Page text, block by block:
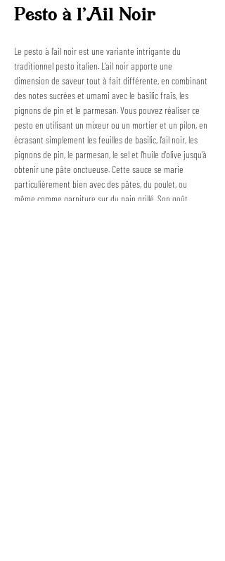
Pesto à l'Ail Noir
Le pesto à l'ail noir est une variante intrigante du
traditionnel pesto italien. L'ail noir apporte une
dimension de saveur tout à fait différente, en combinant
des notes sucrées et umami avec le basilic frais, les
pignons de pin et le parmesan. Vous pouvez réaliser ce
pesto en utilisant un mixeur ou un mortier et un pilon, en
écrasant simplement les feuilles de basilic, l'ail noir, les
pignons de pin, le parmesan, le sel et l'huile d'olive jusqu'à
obtenir une pâte onctueuse. Cette sauce se marie
particulièrement bien avec des pâtes, du poulet, ou
même comme garniture sur du pain grillé. Son goût